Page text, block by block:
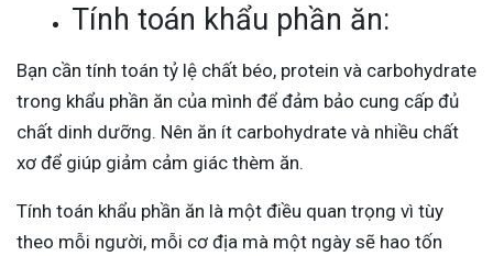
Tính toán khẩu phần ăn:
Bạn cần tính toán tỷ lệ chất béo, protein và carbohydrate
trong khẩu phần ăn của mình để đảm bảo cung cấp đủ
chất dinh dưỡng. Nên ăn ít carbohydrate và nhiều chất
xơ để giúp giảm cảm giác thèm ăn.
Tính toán khẩu phần ăn là một điều quan trọng vì tùy
theo mỗi người, mỗi cơ địa mà một ngày sẽ hao tốn